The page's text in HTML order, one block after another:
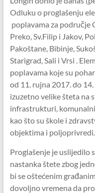
Odluku o proglašenju
poplavama za područje
Preko, Sv.Filip i Jakov,
Pakoštane, Bibinje,
Starigrad, Sali i Vrsi .
poplavama koje su
od 11. rujna 2017. do
izuzetno velike šteta na
infrastrukturi,
kao što su škole i
objektima i poljoprivredi.
Proglašenje je uslijedilo
nastanka štete zbog
bi se oštećenim
dovoljno vremena da